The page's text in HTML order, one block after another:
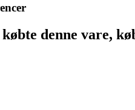
denne vare,